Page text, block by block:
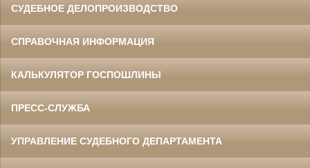
СУДЕБНОЕ ДЕЛОПРОИЗВОДСТВО
СПРАВОЧНАЯ ИНФОРМАЦИЯ
КАЛЬКУЛЯТОР ГОСПОШЛИНЫ
ПРЕСС-СЛУЖБА
УПРАВЛЕНИЕ СУДЕБНОГО ДЕПАРТАМЕНТА